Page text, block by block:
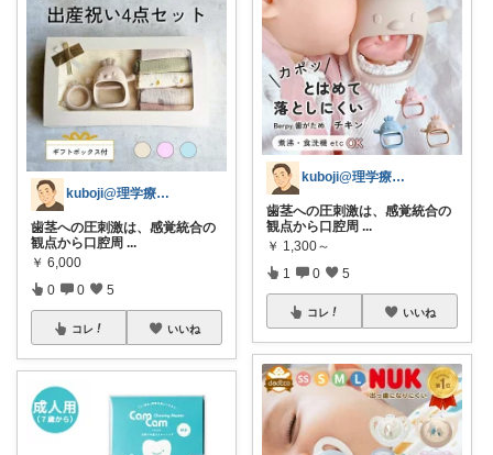
kuboji@理学療法士の疲れない生活
歯茎への圧刺激は、感覚統合の
観点から口腔周 ...
￥ 6,000
0 0 5
コレ いいね
kuboji@理学療法士の疲れない生活
歯茎への圧刺激は、感覚統合の
観点から口腔周 ...
￥ 1,300～
1 0 5
コレ いいね